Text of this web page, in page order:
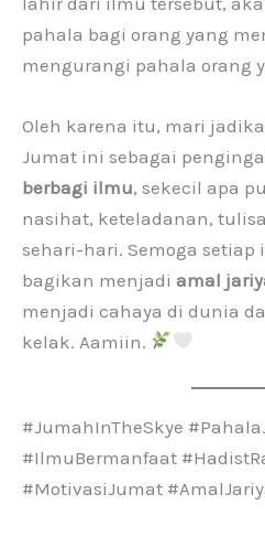
pahala bagi orang yang
mengurangi pahala orang
Oleh karena itu, mari
Jumat ini sebagai
berbagi ilmu, sekecil apa
nasihat, keteladanan,
sehari-hari. Semoga
bagikan menjadi amal
menjadi cahaya di dunia
kelak. Aamiin.
#JumahInTheSkye
#IlmuBermanfaat
#MotivasiJumat